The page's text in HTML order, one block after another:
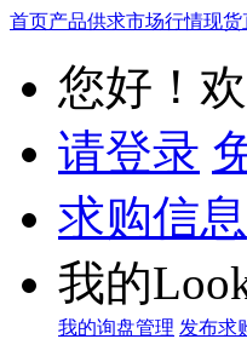
首页产品供求市场行情现货
您好！
请登录
求购信息
我的
我的询盘管理 发布求